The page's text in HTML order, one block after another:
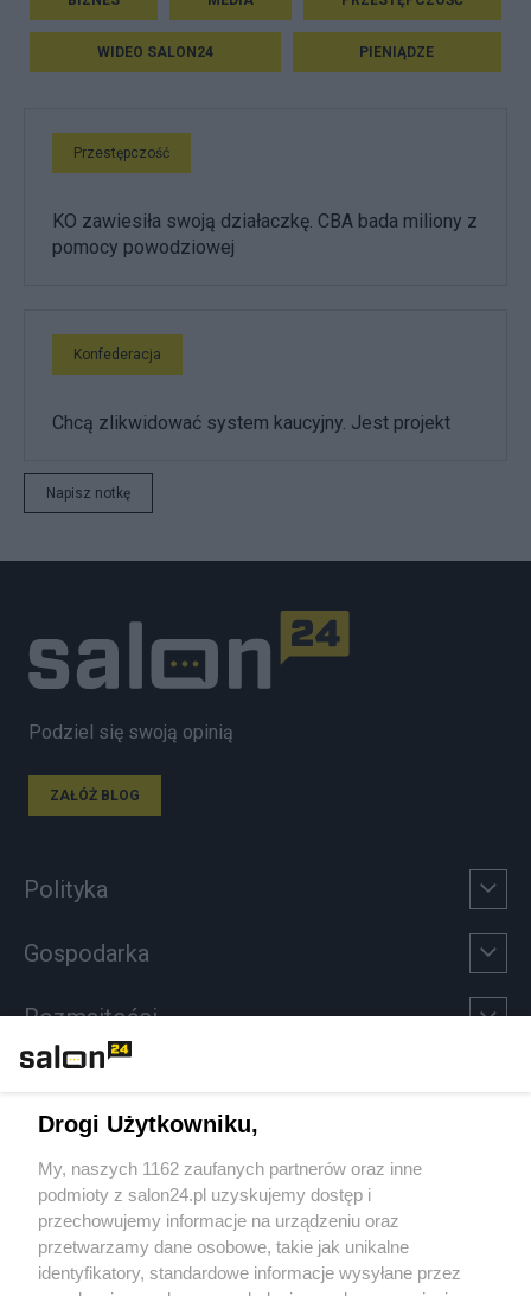
WIDEO SALON24 PIENIĄDZE
Przestępczość
KO zawiesiła swoją działaczkę. CBA bada miliony z
pomocy powodziowej
Konfederacja
Chcą zlikwidować system kaucyjny. Jest projekt
Napisz notkę
Podziel się swoją opinią
ZAŁÓŻ BLOG
Polityka
Gospodarka
Rozmaitości
Sport
Społeczeństwo
Kultura
Drogi Użytkowniku,
My, naszych 1162 zaufanych partnerów oraz inne
podmioty z salon24.pl uzyskujemy dostęp i
przechowujemy informacje na urządzeniu oraz
przetwarzamy dane osobowe, takie jak unikalne
identyfikatory, standardowe informacje wysyłane przez